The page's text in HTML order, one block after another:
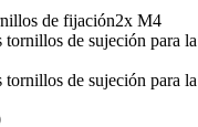
de fijación2x M4
tornillos de sujeción para
tornillos de sujeción para